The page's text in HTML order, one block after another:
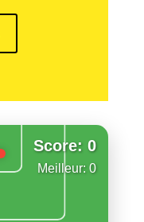
Score: 0
Meilleur: 0